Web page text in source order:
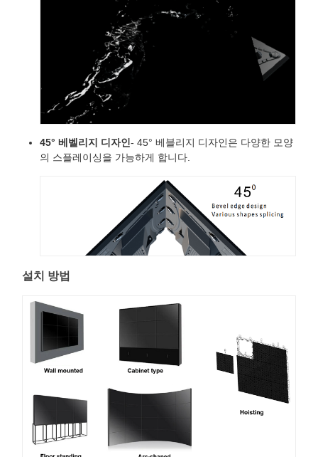
45° 베벨리지 디자인- 45° 베블리지 디자인은 다양한 모양
의 스플레이싱을 가능하게 합니다.
설치 방법